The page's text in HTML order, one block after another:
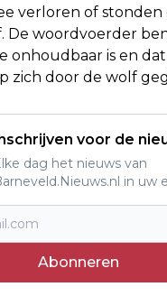
verloren of stonden
De woordvoerder
onhoudbaar is en
zich door de wolf
voor de
dag het nieuws van
in uw
Abonneren